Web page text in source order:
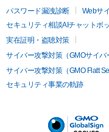
パスワード漏洩診断
Webサ
セキュリティ相談AIチャットボ
実在証明・盗聴対策
サイバー攻撃対策（GMOサイバ
サイバー攻撃対策（GMO Flatt
セキュリティ事業の軌跡